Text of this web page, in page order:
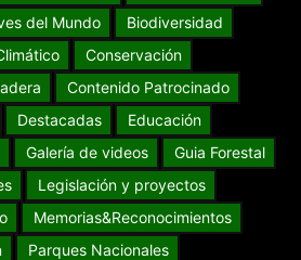
del Mundo
Biodiversidad
Conservación
Contenido Patrocinado
Destacadas
Educación
Galería de videos
Guia Forestal
Legislación y proyectos
Memorias&Reconocimientos
Parques Nacionales